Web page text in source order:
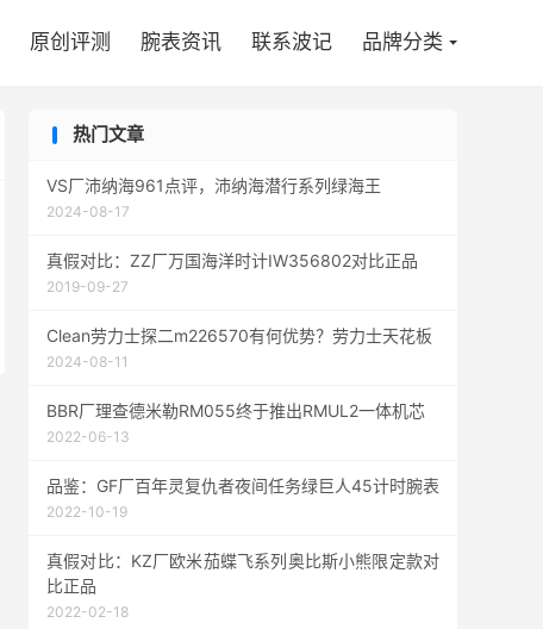
原创评测 腕表资讯 联系波记 品牌分类
热门文章
VS厂沛纳海961点评，沛纳海潜行系列绿海王
2024-08-17
真假对比：ZZ厂万国海洋时计IW356802对比正品
2019-09-27
Clean劳力士探二m226570有何优势？劳力士天花板
2024-08-11
BBR厂理查德米勒RM055终于推出RMUL2一体机芯
2022-06-13
品鉴：GF厂百年灵复仇者夜间任务绿巨人45计时腕表
2022-10-19
真假对比：KZ厂欧米茄蝶飞系列奥比斯小熊限定款对
比正品
2022-02-18